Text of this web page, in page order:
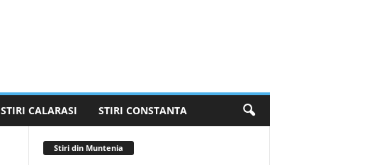
STIRI CALARASI STIRI CONSTANTA
Stiri din Muntenia